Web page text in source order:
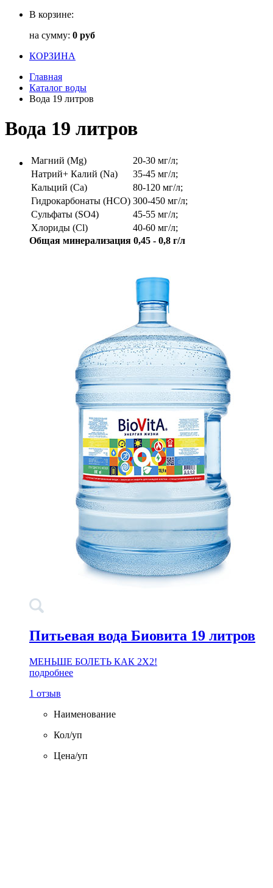
В корзине:
на сумму: 0 руб
КОРЗИНА
Главная
Каталог воды
Вода 19 литров
Вода 19 литров
Магний (Mg)
20-30 мг/л;
Натрий+ Калий (Na)
35-45 мг/л;
Кальций (Ca)
80-120 мг/л;
Гидрокарбонаты (HCO) 300-450 мг/л;
Сульфаты (SO4)
45-55 мг/л;
Хлориды (Cl)
40-60 мг/л;
Общая минерализация 0,45 - 0,8 г/л
Питьевая вода Биовита 19 литров
МЕНЬШЕ БОЛЕТЬ КАК 2Х2!
подробнее
1 отзыв
Наименование
Кол/уп
Цена/уп